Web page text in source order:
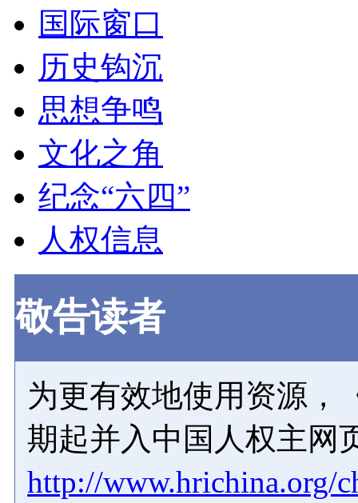
国际窗口
历史钩沉
思想争鸣
文化之角
纪念“六四”
人权信息
敬告读者
为更有效地使用资源，
期起并入中国人权主网
http://www.hrichina.org/